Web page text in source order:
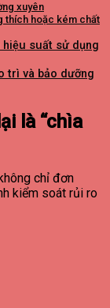
xuyên
thích hoặc kém chất
hiệu suất sử dụng
trì và bảo dưỡng
là “chìa
chỉ đơn
kiểm soát rủi ro